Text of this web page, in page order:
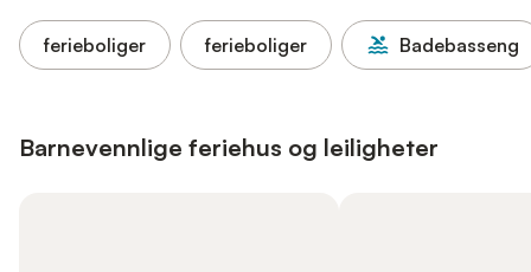
ferieboliger ferieboliger Badebasseng
Barnevennlige feriehus og leiligheter